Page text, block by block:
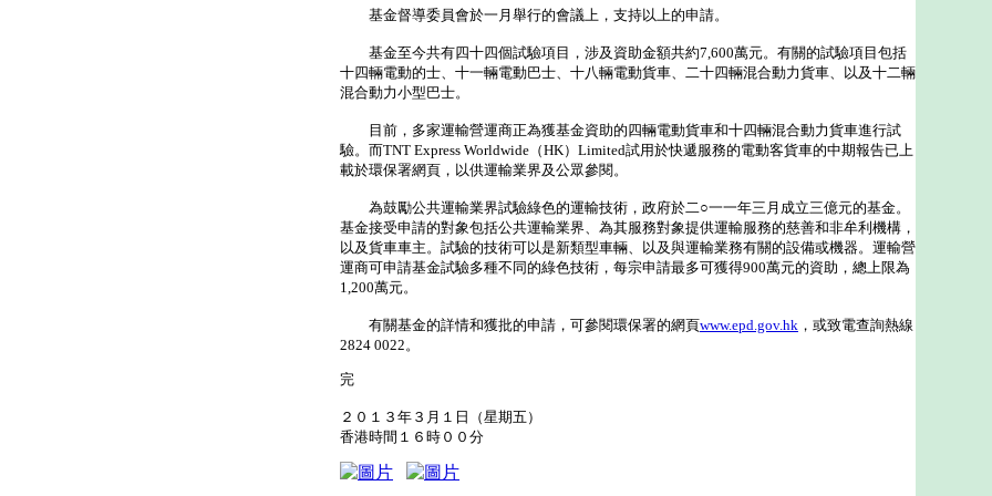
基金督導委員會於一月舉行的會議上，支持以上的申請。
基金至今共有四十四個試驗項目，涉及資助金額共約7,600萬元。有關的試驗項目包括
十四輛電動的士、十一輛電動巴士、十八輛電動貨車、二十四輛混合動力貨車、以及十二輛
混合動力小型巴士。
目前，多家運輸營運商正為獲基金資助的四輛電動貨車和十四輛混合動力貨車進行試
驗。而TNT Express Worldwide（HK）Limited試用於快遞服務的電動客貨車的中期報告已上
載於環保署網頁，以供運輸業界及公眾參閱。
為鼓勵公共運輸業界試驗綠色的運輸技術，政府於二○一一年三月成立三億元的基金。
基金接受申請的對象包括公共運輸業界、為其服務對象提供運輸服務的慈善和非牟利機構，
以及貨車車主。試驗的技術可以是新類型車輛、以及與運輸業務有關的設備或機器。運輸營
運商可申請基金試驗多種不同的綠色技術，每宗申請最多可獲得900萬元的資助，總上限為
1,200萬元。
有關基金的詳情和獲批的申請，可參閱環保署的網頁www.epd.gov.hk ，或致電查詢熱線
2824 0022。
完
２０１３年３月１日（星期五）
香港時間１６時００分